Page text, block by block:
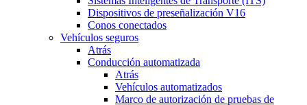
Dispositivos de preseñalización V16
Conos conectados
Vehículos seguros
Atrás
Conducción automatizada
Atrás
Vehículos automatizados
Marco de autorización de pruebas de